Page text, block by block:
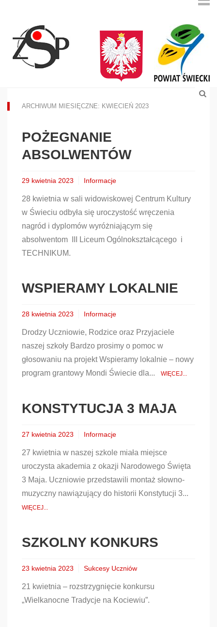
ARCHIWUM MIESIĘCZNE: KWIECIEŃ 2023
POŻEGNANIE
ABSOLWENTÓW
29 kwietnia 2023 Informacje
28 kwietnia w sali widowiskowej Centrum Kultury
w Świeciu odbyła się uroczystość wręczenia
nagród i dyplomów wyróżniającym się
absolwentom III Liceum Ogólnokształcącego i
TECHNIKUM.
WSPIERAMY LOKALNIE
28 kwietnia 2023 Informacje
Drodzy Uczniowie, Rodzice oraz Przyjaciele
naszej szkoły Bardzo prosimy o pomoc w
głosowaniu na projekt Wspieramy lokalnie – nowy
program grantowy Mondi Świecie dla...
WIĘCEJ...
KONSTYTUCJA 3 MAJA
27 kwietnia 2023 Informacje
27 kwietnia w naszej szkole miała miejsce
uroczysta akademia z okazji Narodowego Święta
3 Maja. Uczniowie przedstawili montaż słowno-
muzyczny nawiązujący do historii Konstytucji 3...
WIĘCEJ...
SZKOLNY KONKURS
23 kwietnia 2023 Sukcesy Uczniów
21 kwietnia – rozstrzygnięcie konkursu
„Wielkanocne Tradycje na Kociewiu”.